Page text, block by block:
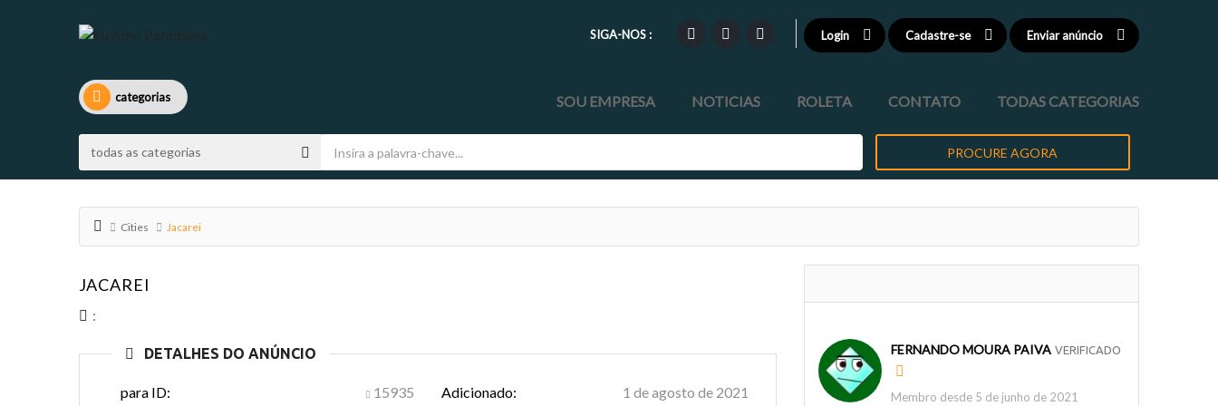
SIGA-NOS : Login Cadastre-se Enviar anúncio
categorias SOU EMPRESA NOTICIAS ROLETA CONTATO TODAS CATEGORIAS
PROCURE AGORA
Cities Jacarei
JACAREI
:
DETALHES DO ANÚNCIO
para ID: 15935 Adicionado: 1 de agosto de 2021
FERNANDO MOURA PAIVA VERIFICADO
Membro desde 5 de junho de 2021